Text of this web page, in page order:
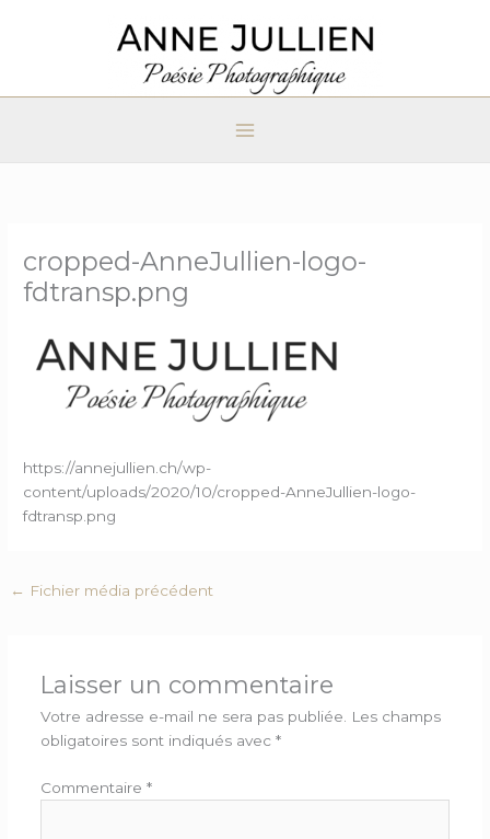
cropped-AnneJullien-logo-
fdtransp.png
https://annejullien.ch/wp-
content/uploads/2020/10/cropped-AnneJullien-logo-
fdtransp.png
← Fichier média précédent
Laisser un commentaire
Votre adresse e-mail ne sera pas publiée.
Les champs
obligatoires sont indiqués avec *
Commentaire *